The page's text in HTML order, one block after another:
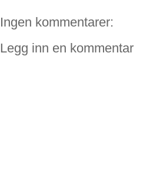
Ingen kommentarer:
Legg inn en kommentar